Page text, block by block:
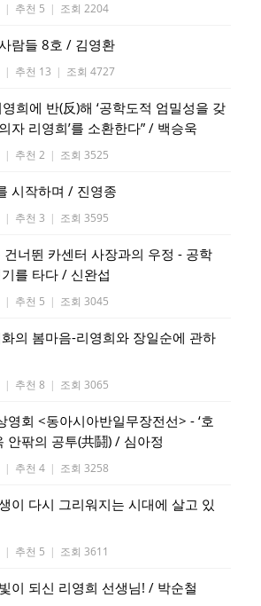
| 추천 5 | 조회 2204
람들 8호 / 김영환
| 추천 13 | 조회 4727
희에 반(反)해 ‘공학도적 엄밀성을 갖
자 리영희’를 소환한다” / 백승욱
| 추천 2 | 조회 3525
시작하며 / 진영종
| 추천 3 | 조회 3595
너뛴 카센터 사장과의 우정 - 공학
를 타다 / 신완섭
| 추천 5 | 조회 3045
의 봄마음-리영희와 장일순에 관하
| 추천 8 | 조회 3065
영회 <동아시아반일무장전선> - ‘호
안팎의 공투(共鬪) / 심아정
| 추천 4 | 조회 3258
이 다시 그리워지는 시대에 살고 있
| 추천 5 | 조회 3611
이 되신 리영희 선생님! / 박순철